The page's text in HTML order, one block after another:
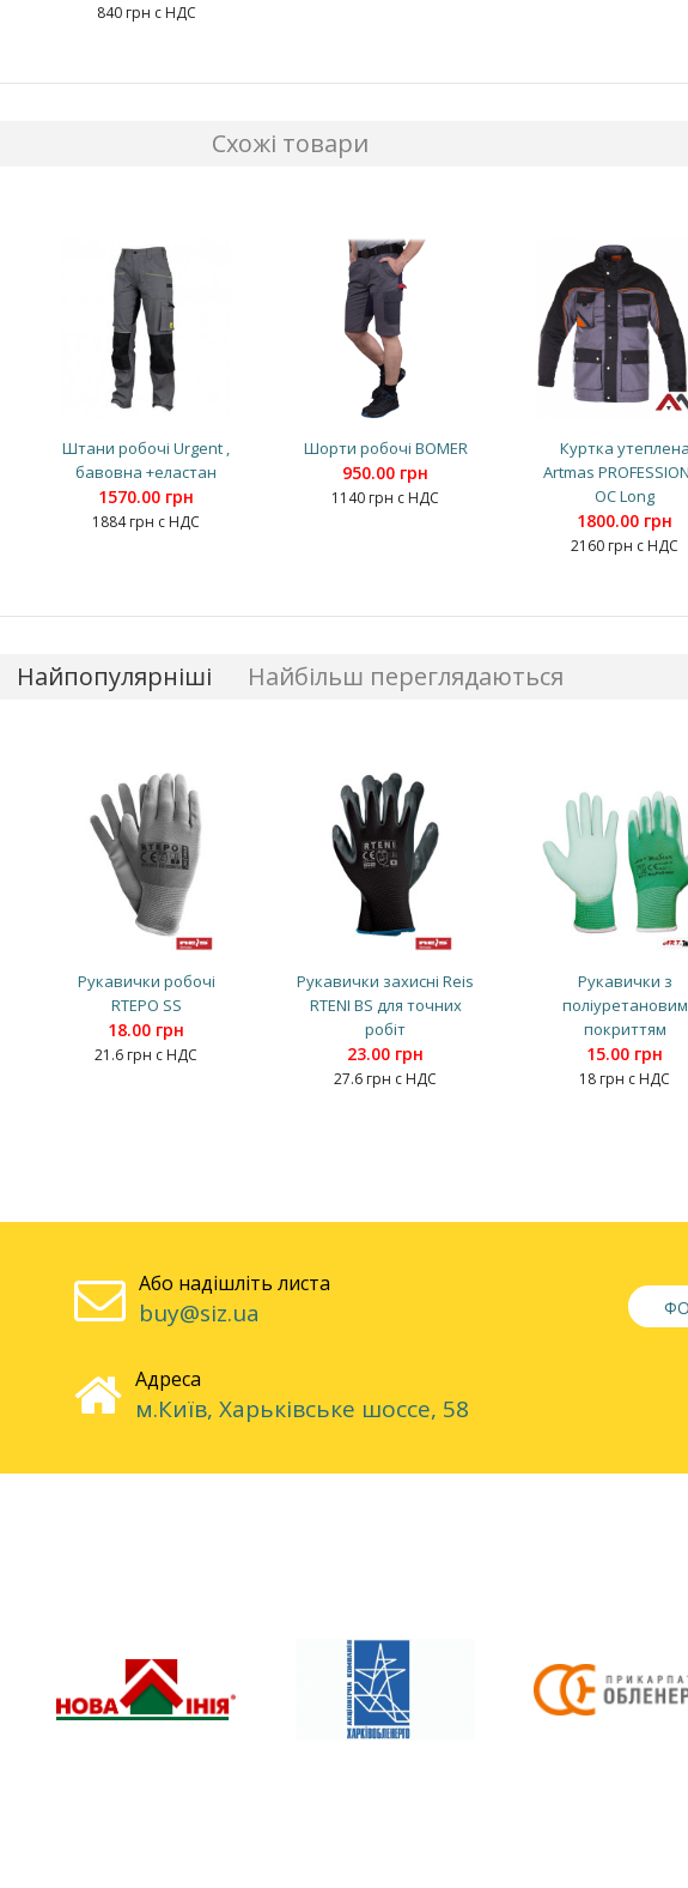
840 грн с НДС
Схожі товари
Штани робочі Urgent ,
бавовна +еластан
1570.00 грн
1884 грн с НДС
Шорти робочі BOMER
950.00 грн
1140 грн с НДС
Куртка утеплена
Artmas
OC Long
1800.00 грн
2160 грн с НДС
Найпопулярніші Найбільш переглядаються
Рукавички робочі
RTEPO SS
18.00 грн
21.6 грн с НДС
Рукавички захисні Reis
RTENI BS для точних
робіт
23.00 грн
27.6 грн с НДС
Рукавички з
поліуретановим
покриттям
15.00 грн
18 грн с НДС
Або надішліть листа
buy@siz.ua
Адреса
м.Київ, Харьківське шоссе, 58